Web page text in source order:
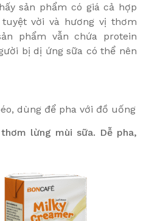
sản phẩm có giá cả hợp
vời và hương vị thơm
phẩm vẫn chứa protein
bị dị ứng sữa có thể nên
dùng để pha với đồ uống
lừng mùi sữa. Dễ pha,